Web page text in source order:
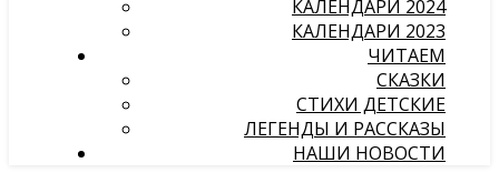
КАЛЕНДАРИ 2024
КАЛЕНДАРИ 2023
ЧИТАЕМ
СКАЗКИ
СТИХИ ДЕТСКИЕ
ЛЕГЕНДЫ И РАССКАЗЫ
НАШИ НОВОСТИ